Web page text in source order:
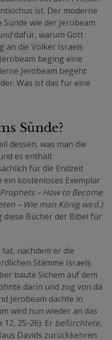
ist. Der moderne
wie der Jerobeam
dafür, warum Gott
an die Völker Israels
beging eine
Jerobeam begeht
Was ist das für eine
Sünde?
dessen, was man die
es enthält
für die Endzeit
ein kostenloses Exemplar
– How to Become
– Wie man König wird.)
diese Bücher der Bibel für
tat, nachdem er die
Stämme Israels
baute Sichem auf dem
darin und zog von da
Jerobeam dachte in
wird nun wieder an das
12, 25-26). Er befürchtete,
Davids zurückkehren